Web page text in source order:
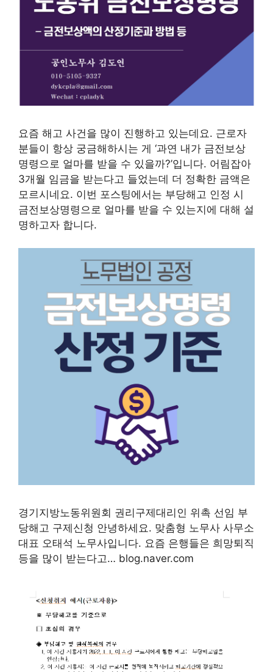
요즘 해고 사건을 많이 진행하고 있는데요. 근로자
분들이 항상 궁금해하시는 게 ‘과연 내가 금전보상
명령으로 얼마를 받을 수 있을까?’입니다. 어림잡아
3개월 임금을 받는다고 들었는데 더 정확한 금액은
모르시네요. 이번 포스팅에서는 부당해고 인정 시
금전보상명령으로 얼마를 받을 수 있는지에 대해 설
명하고자 합니다.
경기지방노동위원회 권리구제대리인 위촉 선임 부
당해고 구제신청 안녕하세요. 맞춤형 노무사 사무소
대표 오태석 노무사입니다. 요즘 은행들은 희망퇴직
등을 많이 받는다고… blog.naver.com